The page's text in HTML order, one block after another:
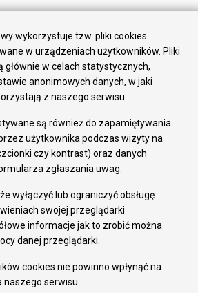
Podawcza
wykorzystuje tzw. pliki cookies
w urządzeniach użytkowników. Pliki
w celach statystycznych,
anonimowych danych, w jaki
z naszego serwisu.
są również do zapamiętywania
użytkownika podczas wizyty na
czy kontrast) oraz danych
zgłaszania uwag.
wyłączyć lub ograniczyć obsługę
swojej przeglądarki
informacje jak to zrobić można
danej przeglądarki.
cookies nie powinno wpłynąć na
naszego serwisu.